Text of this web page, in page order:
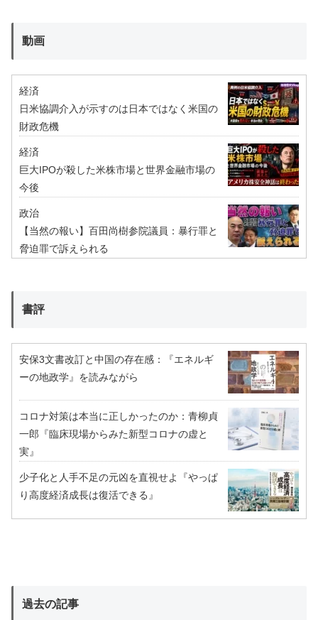
動画
経済
日米協調介入が示すのは日本ではなく米国の
財政危機
経済
巨大IPOが殺した米株市場と世界金融市場の
今後
政治
【当然の報い】百田尚樹参院議員：暴行罪と
脅迫罪で訴えられる
書評
安保3文書改訂と中国の存在感：『エネルギ
ーの地政学』を読みながら
コロナ対策は本当に正しかったのか：青柳貞
一郎『臨床現場からみた新型コロナの虚と
実』
少子化と人手不足の元凶を直視せよ『やっぱ
り高度経済成長は復活できる』
過去の記事